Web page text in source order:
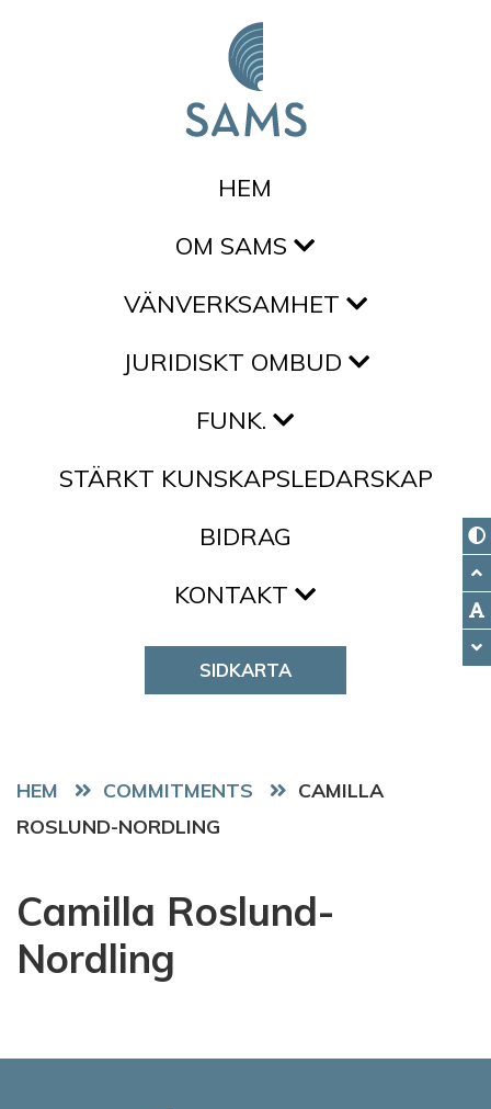
HEM
OM SAMS
VÄNVERKSAMHET
JURIDISKT OMBUD
FUNK.
STÄRKT KUNSKAPSLEDARSKAP
BIDRAG
KONTAKT
SIDKARTA
HEM COMMITMENTS
CAMILLA
ROSLUND-NORDLING
Camilla Roslund-
Nordling